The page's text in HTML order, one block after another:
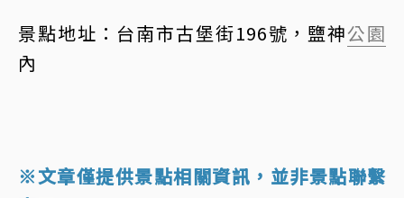
景點地址：台南市古堡街196號，鹽神公園
內
※文章僅提供景點相關資訊，並非景點聯繫